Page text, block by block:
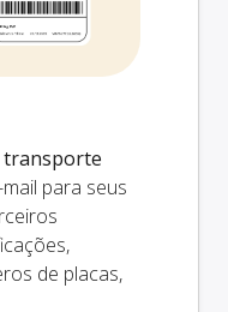
transporte
para seus
de placas,